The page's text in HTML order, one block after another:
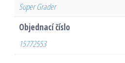
Super Grader
Objednací číslo
15772553